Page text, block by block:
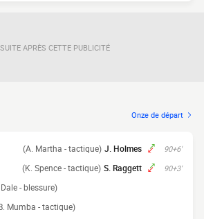
APRÈS CETTE PUBLICITÉ
Onze de départ
90+6'
J. Holmes
(A. Martha - tactique)
90+3'
S. Raggett
(K. Spence - tactique)
Dale - blessure)
Mumba - tactique)